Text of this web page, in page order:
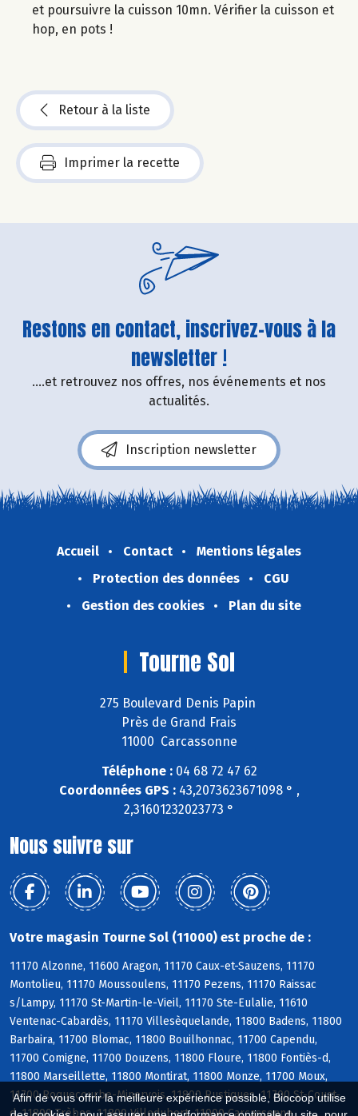
Afin de vous offrir la meilleure expérience possible, Biocoop utilise
et poursuivre la cuisson 10mn. Vérifier la cuisson et
hop, en pots !
Retour à la liste
Imprimer la recette
Restons en contact, inscrivez-vous à la
newsletter !
....et retrouvez nos offres, nos événements et nos
actualités.
Inscription newsletter
Accueil Contact
Mentions légales
Protection des données
CGU
Gestion des cookies
Plan du site
Tourne Sol
275 Boulevard Denis Papin
Près de Grand Frais
11000 Carcassonne
Téléphone :04 68 72 47 62
Coordonnées GPS :43,2073623671098 ° ,
2,31601232023773 °
Nous suivre sur
Votre magasin Tourne Sol (11000) est proche de :
11170 Alzonne, 11600 Aragon, 11170 Caux-et-Sauzens, 11170
Montolieu, 11170 Moussoulens, 11170 Pezens, 11170 Raissac
s/Lampy, 11170 St-Martin-le-Vieil, 11170 Ste-Eulalie, 11610
Ventenac-Cabardès, 11170 Villesèquelande, 11800 Badens, 11800
Barbaira, 11700 Blomac, 11800 Bouilhonnac, 11700 Capendu,
11700 Comigne, 11700 Douzens, 11800 Floure, 11800 Fontiès-d,
11800 Marseillette, 11800 Montirat, 11800 Monze, 11700 Moux,
11700 Roquecourbe-Minervois, 11800 Rustiques, 11700 St-Couat-